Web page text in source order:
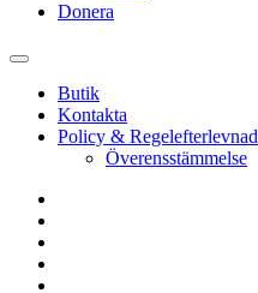
Donera
Butik
Kontakta
Policy & Regelefterlevnad
Överensstämmelse